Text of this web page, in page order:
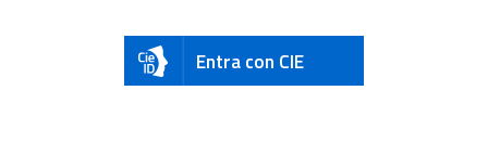
Entra con CIE